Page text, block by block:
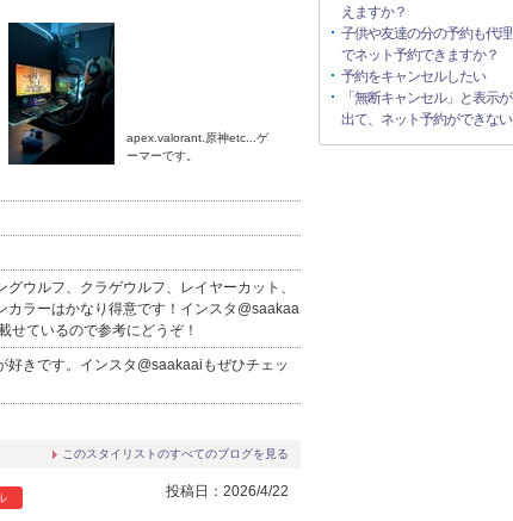
2026年10月
1
2 3
12 14 15 16 17
19 20 21 22 23 24
26 27 28 29 30 31
2026年11月
1
2
15 16
22 23
29 30
apex.valorant.原神etc...ゲ
ーマーです。
ウルフ、クラゲウルフ、レイヤーカット、
カラーはかなり得意です！インスタ@saakaa
せているので参考にどうぞ！
好きです。インスタ@saakaaiもぜひチェッ
このスタイリストのすべてのブログを見る
投稿日：2026/4/22
えますか？
子供や友達の分の予約も代理
でネット予約できますか？
予約をキャンセルしたい
「無断キャンセル」と表示が
出て、ネット予約ができない